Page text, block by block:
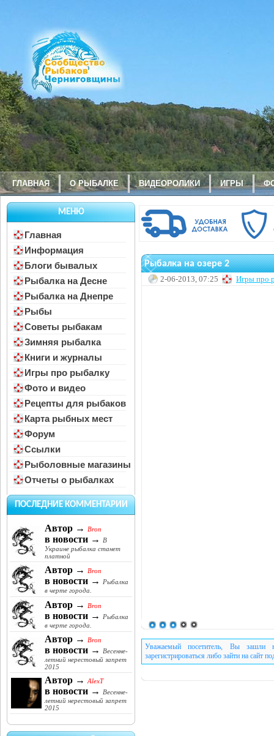
ГЛАВНАЯ О РЫБАЛКЕ ВИДЕОРОЛИКИ ИГРЫ
МЕНЮ
Главная
Информация
Блоги бывалых
Рыбалка на Десне
Рыбалка на Днепре
Рыбы
Советы рыбакам
Зимняя рыбалка
Книги и журналы
Игры про рыбалку
Фото и видео
Рецепты для рыбаков
Карта рыбных мест
Форум
Ссылки
Рыболовные магазины
Отчеты о рыбалках
ПОСЛЕДНИЕ КОММЕНТАРИИ
Автор → Bron
в новости →
В
Украине рыбалка станет
платной
Автор → Bron
в новости →
Рыбалка
в черте города.
Автор → Bron
в новости →
Рыбалка
в черте города.
Автор → Bron
в новости →
Весенне-
летний нерестовый запрет
2015
Автор → AlexT
в новости →
Весенне-
летний нерестовый запрет
2015
Рыбалка на озере 2
2-06-2013, 07:25 Игры про
Уважаемый посетитель, Вы зашли
зарегистрироваться либо зайти на сайт